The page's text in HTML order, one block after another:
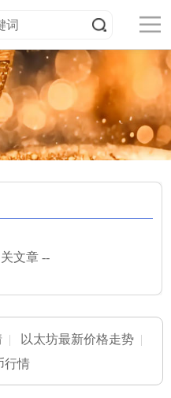
文章 --
| 以太坊最新价格走势 |
行情